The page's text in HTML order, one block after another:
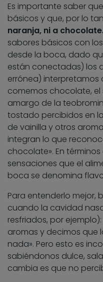
Es importante saber
básicos y que, por lo
naranja, ni a
sabores básicos con
desde la boca, dado
están conectadas) los
errónea) interpretamos
comemos chocolate,
amargo de la
tostado percibidos en
de vainilla y otros
integran lo que
chocolate». En
sensaciones que el
boca se denomina
Para entenderlo mejor,
cuando la cavidad
resfriados, por
aromas y decimos que
nada». Pero esto es
sabiéndonos dulce,
cambia es que no